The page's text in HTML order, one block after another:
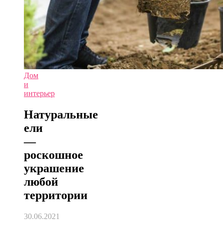
Дом
и
интерьер
Натуральные
ели
—
роскошное
украшение
любой
территории
30.06.2021